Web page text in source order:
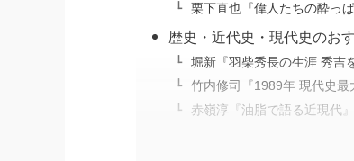
栗下直也『偉人たちの酔っ
歴史・近代史・現代史のお
堀新『羽柴秀長の生涯 秀吉
竹内修司『1989年 現代史最
赤嶺淳『油脂で語る近現代